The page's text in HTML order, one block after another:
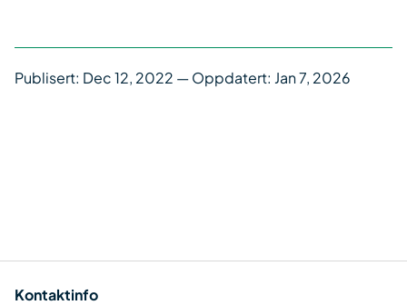
Publisert: Dec 12, 2022 — Oppdatert: Jan 7, 2026
Kontaktinfo